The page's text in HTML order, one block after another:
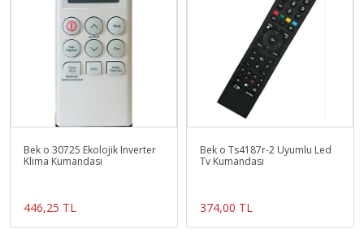
Bek o 30725 Ekolojik Inverter
Klima Kumandası
446,25 TL
Bek o Ts4187r-2 Uyumlu Led
Tv Kumandası
374,00 TL